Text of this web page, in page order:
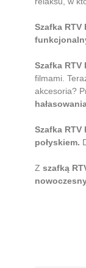
Szafka RTV
Szafka RTV
filmami.
akcesoria?
Szafka RTV
połyskiem.
Z szafką